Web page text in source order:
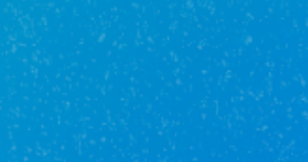
5 800 000₽
19 м² этаж
г Уфа, ул Софьи Перовской, д 15